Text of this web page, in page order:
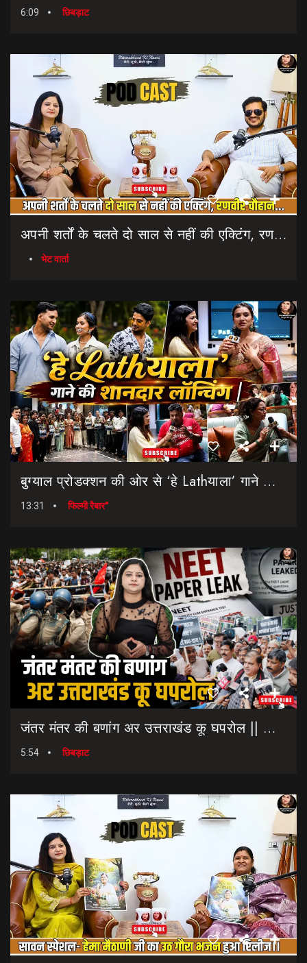
6:09 छिबड़ाट
अपनी शर्तों के चलते दो साल से नहीं की एक्टिंग, रणवीर चौहान || Uttarakhand Cinema Untold Secrets
भेट वार्ता
बुग्याल प्रोडक्शन की ओर से ‘हे Lathयाला’ गाने की शानदार लॉन्चिंग || Hey Lathyala || Garhwali Song
13:31 फिल्मी रैबार"
जंतर मंतर की बणांग अर उत्तराखंड कू घपरोल || NEET Paper Leak || Dharmendra Pradhan Resigns
5:54 छिबड़ाट